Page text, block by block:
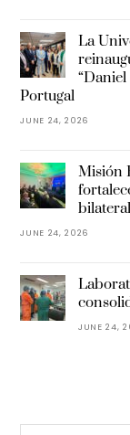
La
Portugal
JUNE 24, 2026
Misión
bilateral
JUNE 24, 2026
JUNE 24,